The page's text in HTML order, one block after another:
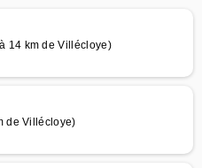
14 km de Villécloye)
de Villécloye)